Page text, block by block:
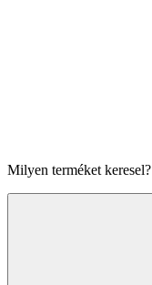
Milyen terméket keresel?